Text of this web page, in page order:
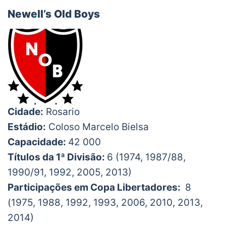
Newell’s Old Boys
Cidade: Rosario
Estádio: Coloso Marcelo Bielsa
Capacidade: 42 000
Títulos da 1ª Divisão: 6 (1974, 1987/88,
1990/91, 1992, 2005, 2013)
Participações em Copa Libertadores: 8
(1975, 1988, 1992, 1993, 2006, 2010, 2013,
2014)